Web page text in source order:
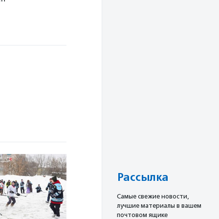
Рассылка
Cамые свежие новости,
лучшие материалы в вашем
почтовом ящике